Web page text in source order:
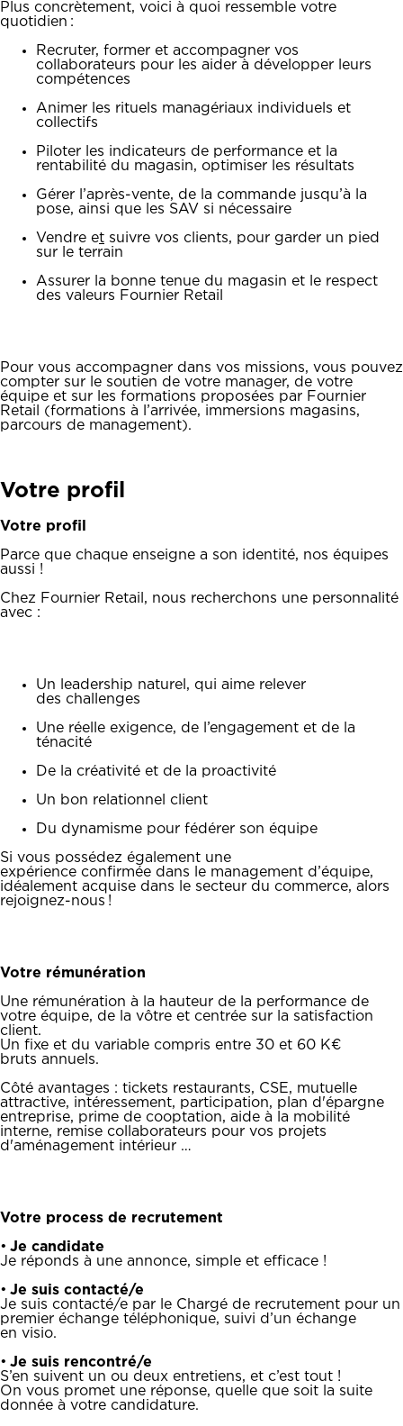
Plus concrètement, voici à quoi ressemble votre
quotidien :
Recruter, former et accompagner vos
collaborateurs pour les aider à développer leurs
compétences
Animer les rituels managériaux individuels et
collectifs
Piloter les indicateurs de performance et la
rentabilité du magasin, optimiser les résultats
Gérer l’après-vente, de la commande jusqu’à la
pose, ainsi que les SAV si nécessaire
Vendre et suivre vos clients, pour garder un pied
sur le terrain
Assurer la bonne tenue du magasin et le respect
des valeurs Fournier Retail
Pour vous accompagner dans vos missions, vous pouvez
compter sur le soutien de votre manager, de votre
équipe et sur les formations proposées par Fournier
Retail (formations à l’arrivée, immersions magasins,
parcours de management).
Votre profil
Votre profil
Parce que chaque enseigne a son identité, nos équipes
aussi !
Chez Fournier Retail, nous recherchons une personnalité
avec :
Un leadership naturel, qui aime relever
des challenges
Une réelle exigence, de l’engagement et de la
ténacité
De la créativité et de la proactivité
Un bon relationnel client
Du dynamisme pour fédérer son équipe
Si vous possédez également une
expérience confirmée dans le management d’équipe,
idéalement acquise dans le secteur du commerce, alors
rejoignez-nous !
Votre rémunération
Une rémunération à la hauteur de la performance de
votre équipe, de la vôtre et centrée sur la satisfaction
client.
Un fixe et du variable compris entre 30 et 60 K€
bruts annuels.
Côté avantages : tickets restaurants, CSE, mutuelle
attractive, intéressement, participation, plan d'épargne
entreprise, prime de cooptation, aide à la mobilité
interne, remise collaborateurs pour vos projets
d'aménagement intérieur …
Votre process de recrutement
• Je candidate
Je réponds à une annonce, simple et efficace !
• Je suis contacté/e
Je suis contacté/e par le Chargé de recrutement pour un
premier échange téléphonique, suivi d’un échange
en visio.
• Je suis rencontré/e
S’en suivent un ou deux entretiens, et c’est tout !
On vous promet une réponse, quelle que soit la suite
donnée à votre candidature.